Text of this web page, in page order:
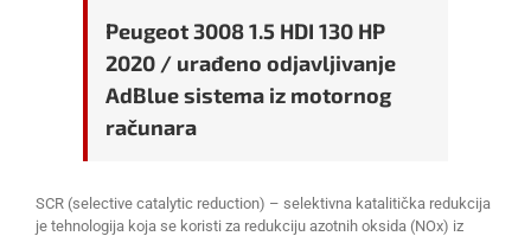
Peugeot 3008 1.5 HDI 130 HP
2020 / urađeno odjavljivanje
AdBlue sistema iz motornog
računara
SCR (selective catalytic reduction) – selektivna katalitička redukcija
je tehnologija koja se koristi za redukciju azotnih oksida (NOx) iz